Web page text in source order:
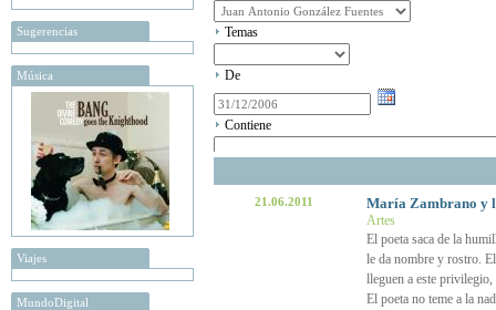
Sugerencias
Música
Viajes
MundoDigital
Temas
De
Contiene
21.06.2011 María Zambrano y
Artes
El poeta saca de la
le da nombre y rostro.
lleguen a este
El poeta no teme a la